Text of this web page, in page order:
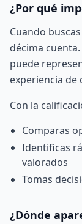
¿Por qué
Cuando
décima
puede
experiencia
Con la
Comparas
Identificas
valorados
Tomas
¿Dónde